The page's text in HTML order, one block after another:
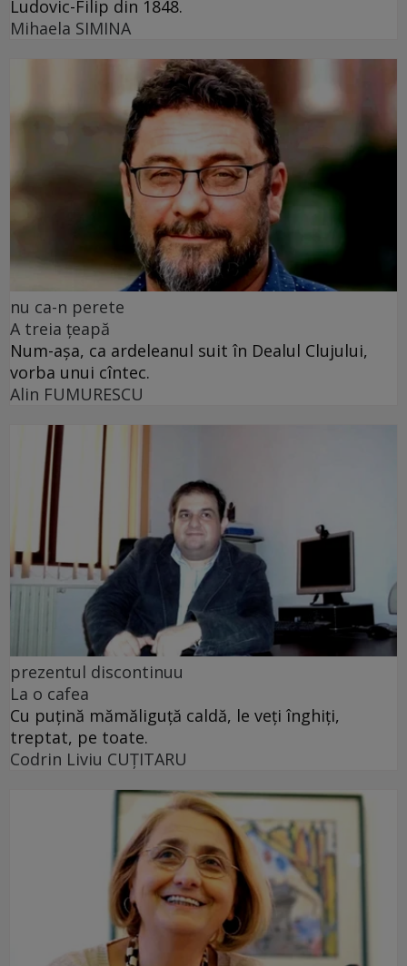
Ludovic-Filip din 1848.
Mihaela SIMINA
nu ca-n perete
A treia țeapă
Num-așa, ca ardeleanul suit în Dealul Clujului,
vorba unui cîntec.
Alin FUMURESCU
prezentul discontinuu
La o cafea
Cu puţină mămăliguţă caldă, le veţi înghiţi,
treptat, pe toate.
Codrin Liviu CUŢITARU